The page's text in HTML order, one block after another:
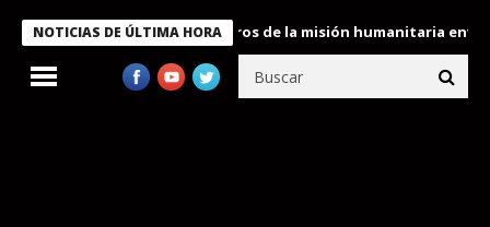
NOTICIAS DE ÚLTIMA HORA
condecora a miembros de la misión humanitaria enviada a